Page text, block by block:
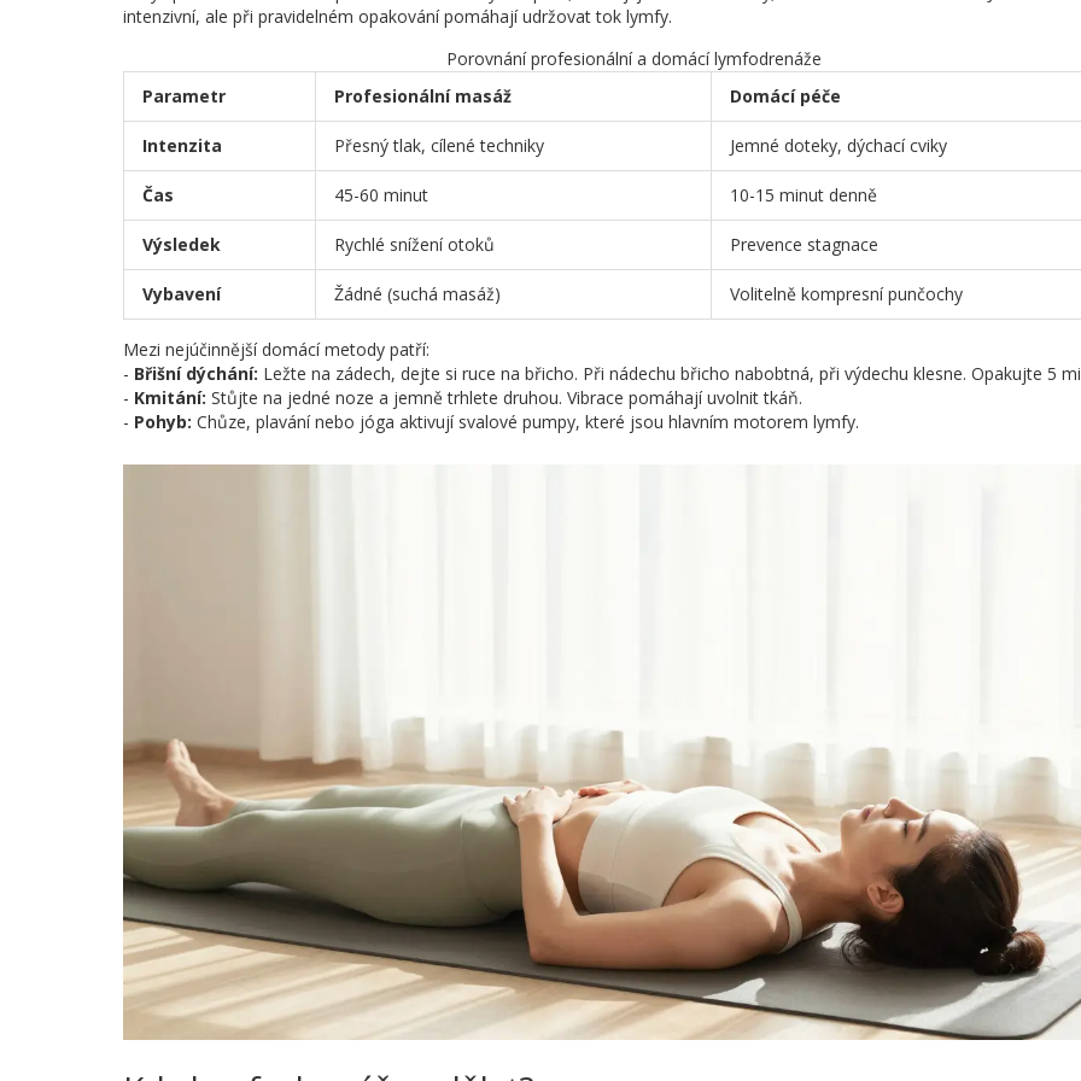
intenzivní, ale při pravidelném opakování pomáhají udržovat tok lymfy.
Porovnání profesionální a domácí lymfodrenáže
Parametr
Profesionální masáž Domácí péče
Intenzita Přesný tlak, cílené techniky Jemné doteky, dýchací cviky
Čas 45-60 minut 10-15 minut denně
Výsledek Rychlé snížení otoků Prevence stagnace
Vybavení Žádné (suchá masáž) Volitelně kompresní punčochy
Mezi nejúčinnější domácí metody patří:
- Břišní dýchání: Ležte na zádech, dejte si ruce na břicho. Při nádechu břicho nabobtná, při výdechu klesne. Opakujte 5
- Kmitání: Stůjte na jedné noze a jemně trhlete druhou. Vibrace pomáhají uvolnit tkáň.
- Pohyb: Chůze, plavání nebo jóga aktivují svalové pumpy, které jsou hlavním motorem lymfy.